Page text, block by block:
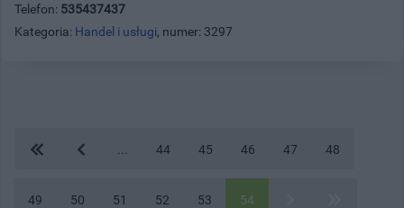
Telefon: 535437437
Kategoria: Handel i usługi, numer: 3297
44 45 46 47 48
49 50 51 52 53 54